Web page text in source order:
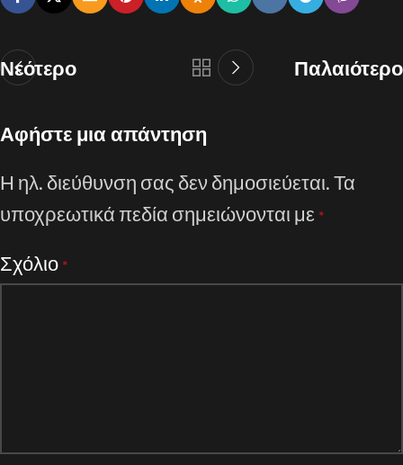
Νεότερο Παλαιότερο
Αφήστε μια απάντηση
Η ηλ. διεύθυνση σας δεν δημοσιεύεται.Τα
υποχρεωτικά πεδία σημειώνονται με *
Σχόλιο *